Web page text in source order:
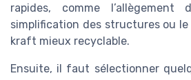
rapides, comme l’allègement
simplification des structures ou
kraft mieux recyclable.
Ensuite, il faut sélectionner